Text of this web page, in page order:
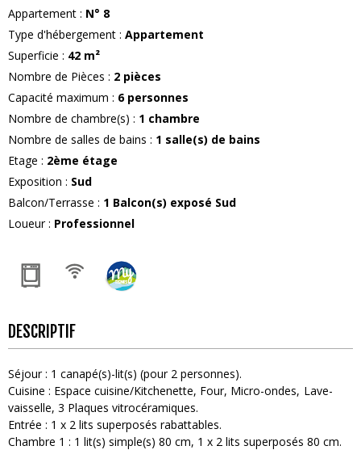
Appartement : N° 8
Type d'hébergement : Appartement
Superficie : 42 m²
Nombre de Pièces : 2 pièces
Capacité maximum : 6 personnes
Nombre de chambre(s) : 1 chambre
Nombre de salles de bains : 1 salle(s) de bains
Etage : 2ème étage
Exposition : Sud
Balcon/Terrasse : 1 Balcon(s) exposé Sud
Loueur: Professionnel
DESCRIPTIF
Séjour: 1 canapé(s)-lit(s) (pour 2 personnes)
Cuisine : Espace cuisine/Kitchenette Four Micro-ondes Lave-
vaisselle 3 Plaques vitrocéramiques
Entrée : 1 x 2 lits superposés rabattables
Chambre 1 : 1 lit(s) simple(s) 80 cm 1 x 2 lits superposés 80 cm